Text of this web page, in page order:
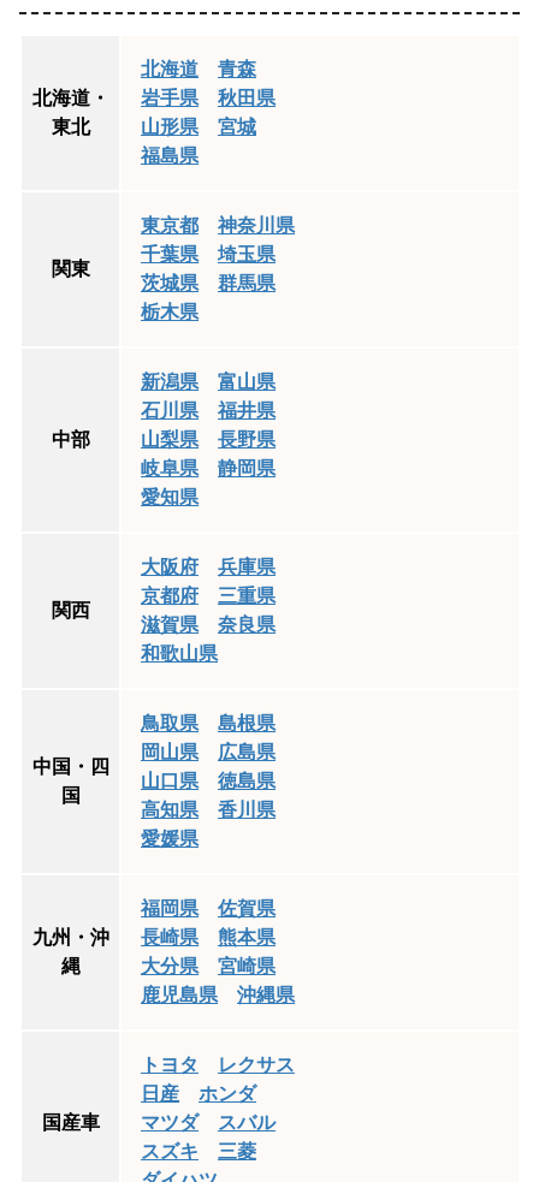
北海道・
東北
北海道
青森
岩手県
秋田県
山形県
宮城
福島県
関東
東京都
神奈川県
千葉県
埼玉県
茨城県
群馬県
栃木県
中部
新潟県
富山県
石川県
福井県
山梨県
長野県
岐阜県
静岡県
愛知県
関西
大阪府
兵庫県
京都府
三重県
滋賀県
奈良県
和歌山県
中国・四
国
鳥取県
島根県
岡山県
広島県
山口県
徳島県
高知県
香川県
愛媛県
九州・沖
縄
福岡県
佐賀県
長崎県
熊本県
大分県
宮崎県
鹿児島県
沖縄県
国産車
トヨタ
レクサス
日産
ホンダ
マツダ
スバル
スズキ
三菱